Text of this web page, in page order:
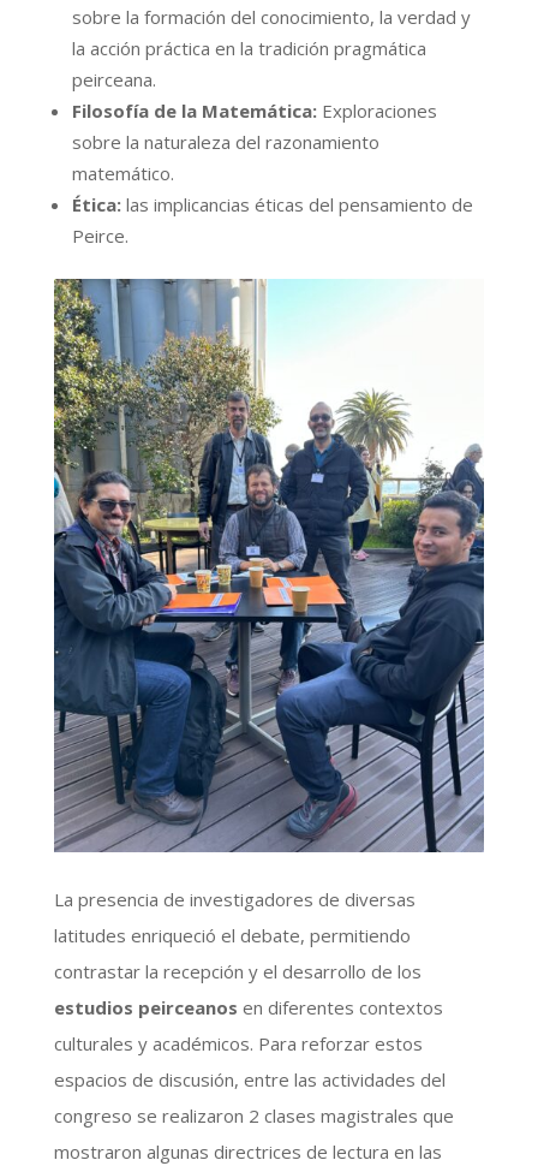
sobre la formación del conocimiento, la verdad y
la acción práctica en la tradición pragmática
peirceana.
Filosofía de la Matemática: Exploraciones
sobre la naturaleza del razonamiento
matemático.
Ética:las implicancias éticas del pensamiento de
Peirce.
La presencia de investigadores de diversas
latitudes enriqueció el debate, permitiendo
contrastar la recepción y el desarrollo de los
estudios peirceanos en diferentes contextos
culturales y académicos. Para reforzar estos
espacios de discusión, entre las actividades del
congreso se realizaron 2 clases magistrales que
mostraron algunas directrices de lectura en las